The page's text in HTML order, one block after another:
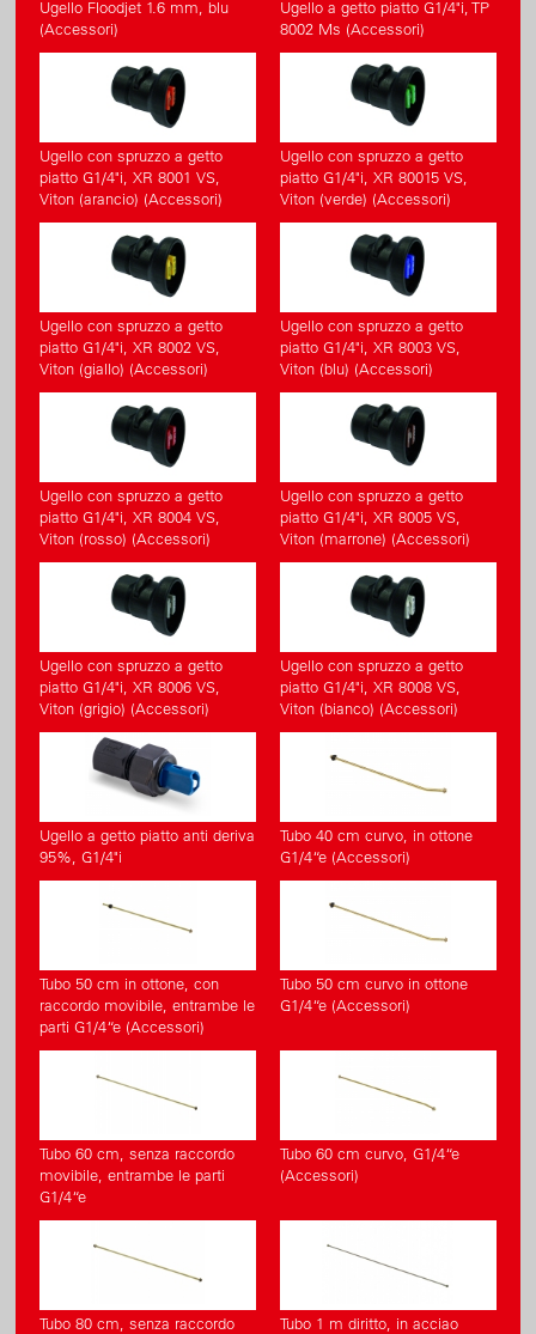
Ugello Floodjet 1.6 mm, blu
(Accessori)
Ugello a getto piatto G1/4"i, TP
8002 Ms (Accessori)
Ugello con spruzzo a getto
piatto G1/4"i, XR 8001 VS,
Viton (arancio) (Accessori)
Ugello con spruzzo a getto
piatto G1/4"i, XR 80015 VS,
Viton (verde) (Accessori)
Ugello con spruzzo a getto
piatto G1/4"i, XR 8002 VS,
Viton (giallo) (Accessori)
Ugello con spruzzo a getto
piatto G1/4"i, XR 8003 VS,
Viton (blu) (Accessori)
Ugello con spruzzo a getto
piatto G1/4"i, XR 8004 VS,
Viton (rosso) (Accessori)
Ugello con spruzzo a getto
piatto G1/4"i, XR 8005 VS,
Viton (marrone) (Accessori)
Ugello con spruzzo a getto
piatto G1/4"i, XR 8006 VS,
Viton (grigio) (Accessori)
Ugello con spruzzo a getto
piatto G1/4"i, XR 8008 VS,
Viton (bianco) (Accessori)
Ugello a getto piatto anti deriva
95%, G1/4"i
Tubo 40 cm curvo, in ottone
G1/4“e (Accessori)
Tubo 50 cm in ottone, con
raccordo movibile, entrambe le
parti G1/4“e (Accessori)
Tubo 50 cm curvo in ottone
G1/4“e (Accessori)
Tubo 60 cm, senza raccordo
movibile, entrambe le parti
G1/4“e
Tubo 60 cm curvo, G1/4“e
(Accessori)
Tubo 80 cm, senza raccordo
Tubo 1 m diritto, in acciao